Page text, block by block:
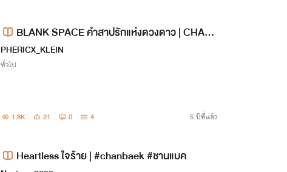
BLANK SPACE คำสาปรักแห่งดวงดาว | CHAN
BAEK
PHERICX_KLEIN
ทั่วไป
1.8K 21 0 4 5 ปีที่แล้ว
Heartless ใจร้าย | #chanbaek #ชานแบค